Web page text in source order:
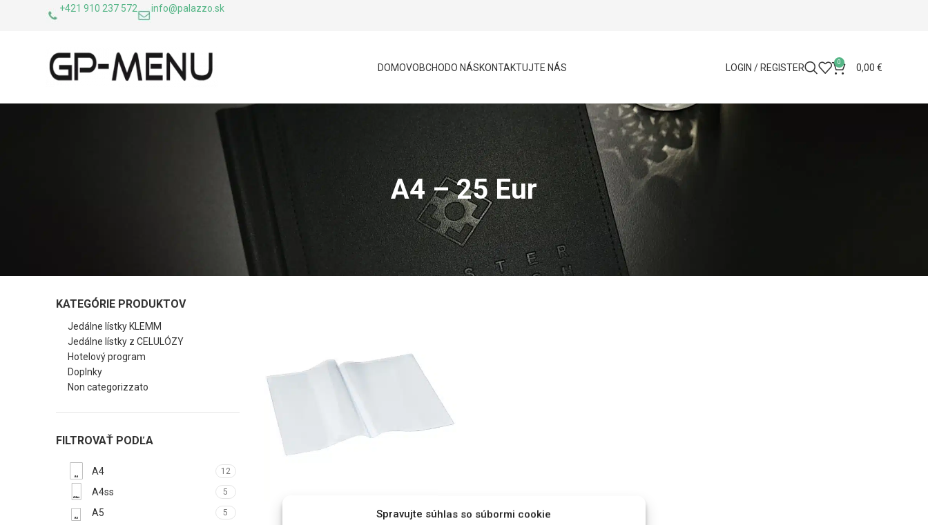
Spravujte súhlas so súbormi cookie
+421 910 237 572 info@palazzo.sk
DOMOVOBCHODO NÁSKONTAKTUJTE NÁS LOGIN / REGISTER 0 0,00 €
A4 – 25 Eur
KATEGÓRIE PRODUKTOV
Jedálne lístky KLEMM
Jedálne lístky z CELULÓZY
Hotelový program
Doplnky
Non categorizzato
FILTROVAŤ PODĽA
A4 12
A4ss 5
A5 5 Dvojitý vnútorný list PVC – 10 ks